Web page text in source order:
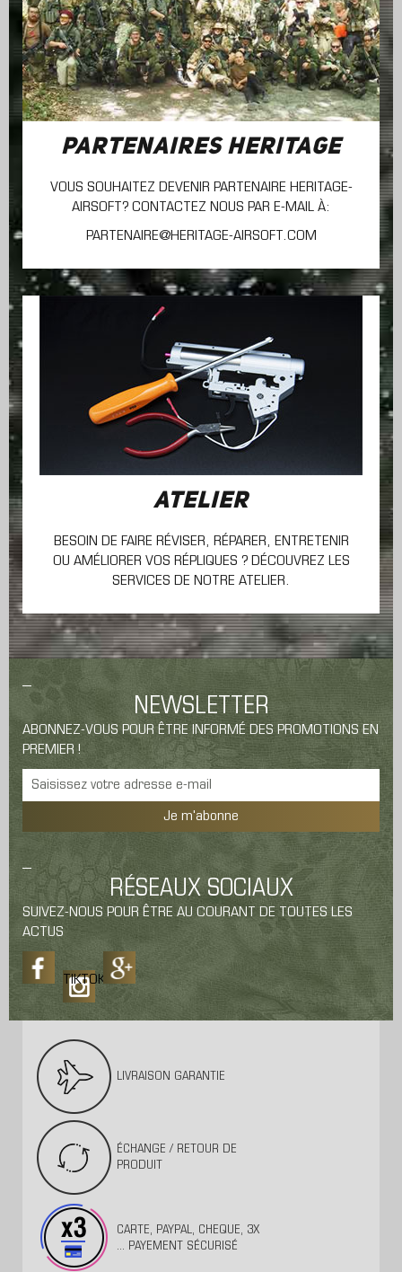
PARTENAIRES HERITAGE
VOUS SOUHAITEZ DEVENIR PARTENAIRE HERITAGE-
AIRSOFT? CONTACTEZ NOUS PAR E-MAIL À:
PARTENAIRE@HERITAGE-AIRSOFT.COM
ATELIER
BESOIN DE FAIRE RÉVISER, RÉPARER, ENTRETENIR
OU AMÉLIORER VOS RÉPLIQUES ? DÉCOUVREZ LES
SERVICES DE NOTRE ATELIER.
NEWSLETTER
ABONNEZ-VOUS POUR ÊTRE INFORMÉ DES PROMOTIONS EN
PREMIER !
Je m'abonne
RÉSEAUX SOCIAUX
SUIVEZ-NOUS POUR ÊTRE AU COURANT DE TOUTES LES
ACTUS
TIKTOK
LIVRAISON GARANTIE
ÉCHANGE / RETOUR DE
PRODUIT
CARTE, PAYPAL, CHEQUE, 3X
... PAYEMENT SÉCURISÉ